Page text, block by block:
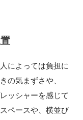
によっては負担に
の気まずさや、
ッシャーを感じて
ペースや、横並び